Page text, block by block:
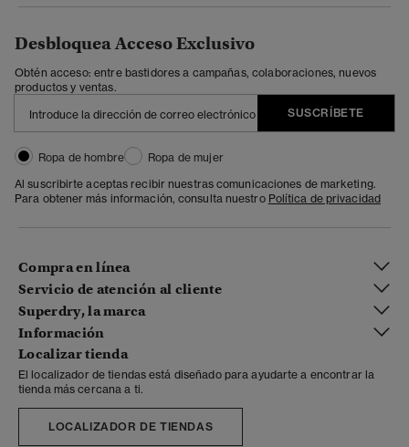
Desbloquea Acceso Exclusivo
Obtén acceso: entre bastidores a campañas, colaboraciones, nuevos
productos y ventas.
SUSCRÍBETE
Ropa de hombre
Ropa de mujer
Al suscribirte aceptas recibir nuestras comunicaciones de marketing.
Para obtener más información, consulta nuestro Política de privacidad
Compra en línea
Servicio de atención al cliente
Superdry, la marca
Información
Localizar tienda
El localizador de tiendas está diseñado para ayudarte a encontrar la
tienda más cercana a ti.
LOCALIZADOR DE TIENDAS